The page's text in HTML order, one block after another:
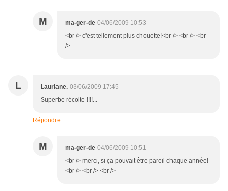
M ma-ger-de 04/06/2009 10:53
<br /> c'est tellement plus chouette!<br /> <br /> <br
/>
L Lauriane. 03/06/2009 17:45
Superbe récolte !!!!...
Répondre
M ma-ger-de 04/06/2009 10:51
<br /> merci, si ça pouvait être pareil chaque année!
<br /> <br /> <br />